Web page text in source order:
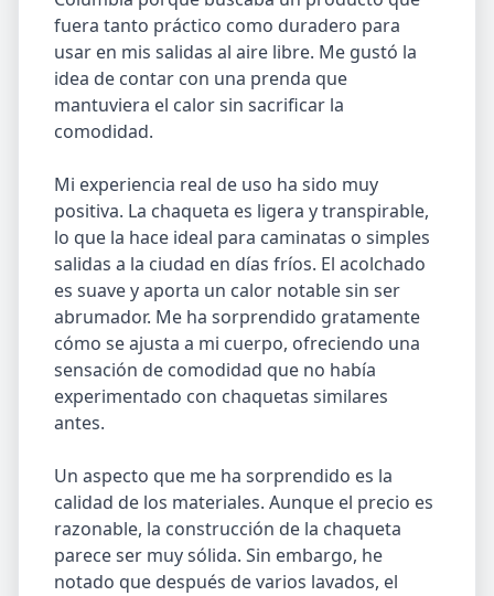
fuera tanto práctico como duradero para
usar en mis salidas al aire libre. Me gustó la
idea de contar con una prenda que
mantuviera el calor sin sacrificar la
comodidad.
Mi experiencia real de uso ha sido muy
positiva. La chaqueta es ligera y transpirable,
lo que la hace ideal para caminatas o simples
salidas a la ciudad en días fríos. El acolchado
es suave y aporta un calor notable sin ser
abrumador. Me ha sorprendido gratamente
cómo se ajusta a mi cuerpo, ofreciendo una
sensación de comodidad que no había
experimentado con chaquetas similares
antes.
Un aspecto que me ha sorprendido es la
calidad de los materiales. Aunque el precio es
razonable, la construcción de la chaqueta
parece ser muy sólida. Sin embargo, he
notado que después de varios lavados, el